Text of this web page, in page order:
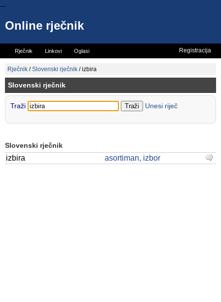
...
Online rječnik
Rječnik Linkovi Oglasi
Vicevi Mini rječnik
Registracija
Rječnik /Slovenski rječnik /izbira
Slovenski rječnik
Traži Unesi riječ
Slovenski rječnik
izbira asortiman, izbor